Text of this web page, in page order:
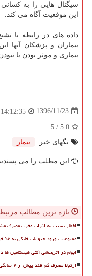
سیگنال هایی را به
این موقعیت آگاه می كند.
داده های در رابطه با
بیماران و پزشكان آنها
بیماری و موثر بودن یا
1396/11/23
14:12:35
5.0
/ 5
تگهای خبر:
بیمار
این مطلب را می
تازه ترین مطالب مرتبط
اخطار نسبت به اثرات مخرب مصرف
ممنوعیت ورود حیوانات خانگی به
ابهام در اثربخشی آنتی هیستامین ها
ارتباط مصرف کم قند پیش از ۲ سالگی با کاهش خطر آلزایمر